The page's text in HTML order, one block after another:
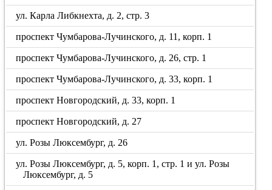
ул. Карла Либкнехта, д. 2, стр. 3
проспект Чумбарова-Лучинского, д. 11, корп. 1
проспект Чумбарова-Лучинского, д. 26, стр. 1
проспект Чумбарова-Лучинского, д. 33, корп. 1
проспект Новгородский, д. 33, корп. 1
проспект Новгородский, д. 27
ул. Розы Люксембург, д. 26
ул. Розы Люксембург, д. 5, корп. 1, стр. 1 и ул. Розы
Люксембург, д. 5